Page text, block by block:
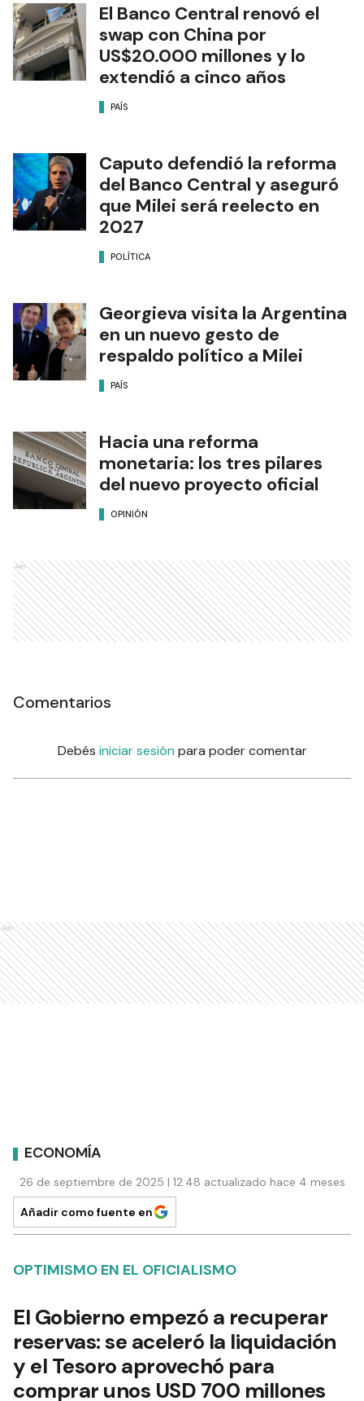
El Banco Central renovó el
swap con China por
US$20.000 millones y lo
extendió a cinco años
PAÍS
Caputo defendió la reforma
del Banco Central y aseguró
que Milei será reelecto en
2027
POLÍTICA
Georgieva visita la Argentina
en un nuevo gesto de
respaldo político a Milei
PAÍS
Hacia una reforma
monetaria: los tres pilares
del nuevo proyecto oficial
OPINIÓN
Ads
Comentarios
Debés iniciar sesión para poder comentar
Ads
ECONOMÍA
26 de septiembre de 2025 | 12:48 actualizado hace 4 meses
Añadir como fuente en
OPTIMISMO EN EL OFICIALISMO
El Gobierno empezó a recuperar
reservas: se aceleró la liquidación
y el Tesoro aprovechó para
comprar unos USD 700 millones